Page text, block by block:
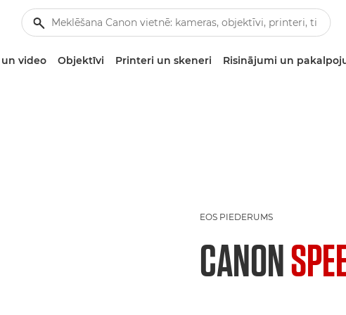
video Objektīvi Printeri un skeneri Risinājumi un
EOS PIEDERUMS
CANON